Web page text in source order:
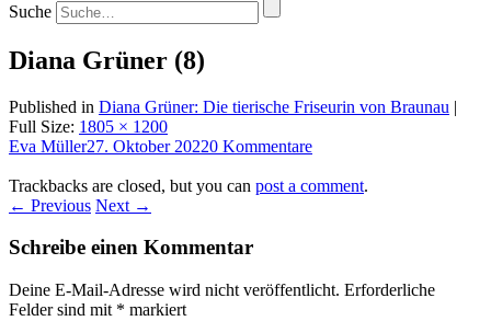
Suche
Diana Grüner (8)
Published in Diana Grüner: Die tierische Friseurin von Braunau |
Full Size: 1805 × 1200
Eva Müller27. Oktober 20220 Kommentare
Trackbacks are closed, but you can post a comment.
← Previous Next →
Schreibe einen Kommentar
Deine E-Mail-Adresse wird nicht veröffentlicht. Erforderliche
Felder sind mit * markiert